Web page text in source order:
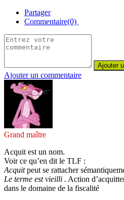
Partager
Commentaire(0)
Ajouter un commentaire
Grand maître
Acquit est un nom.
Voir ce qu’en dit le TLF :
Acquitpeut se rattacher
Le terme est vieilli . Action
dans le domaine de la fiscalité